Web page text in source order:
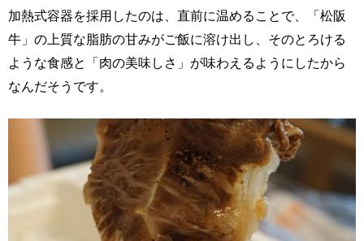
加熱式容器を採用したのは、直前に温めることで、「松阪
牛」の上質な脂肪の甘みがご飯に溶け出し、そのとろける
ような食感と「肉の美味しさ」が味わえるようにしたから
なんだそうです。